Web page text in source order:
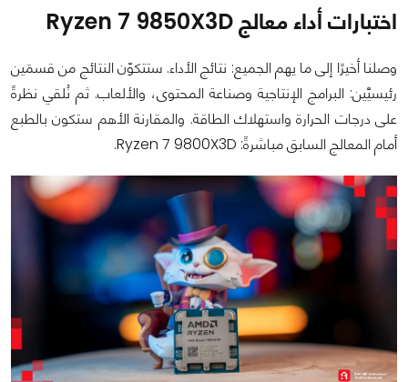
اختبارات أداء معالج Ryzen 7 9850X3D
وصلنا أخيرًا إلى ما يهم الجميع: نتائج الأداء. ستتكوّن النتائج من قسمَين
رئيسيَّين: البرامج الإنتاجية وصناعة المحتوى، والألعاب. ثم نُلقي نظرةً
على درجات الحرارة واستهلاك الطاقة. والمقارنة الأهم ستكون بالطبع
أمام المعالج السابق مباشرةً: Ryzen 7 9800X3D.